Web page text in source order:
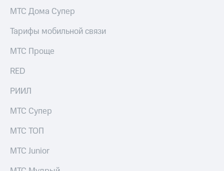
музыка
другое
Семейная
группа
и услуги,
к геолокации
Кино,
Всё
рукой
приложении
КИОН
КИОН
МТС Дома Супер
Тарифы мобильной связи
МТС Проще
RED
РИИЛ
МТС Супер
МТС ТОП
МТС Junior